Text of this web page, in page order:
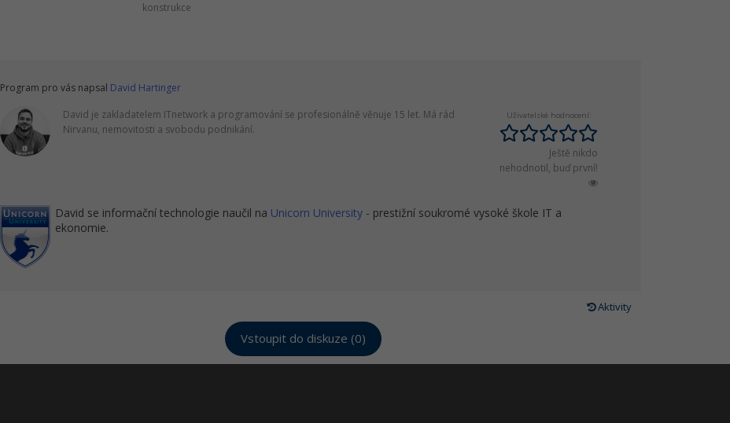
konstrukce
Program pro vás napsal David Hartinger
Uživatelské hodnocení:
Ještě nikdo
nehodnotil, buď první!
David je zakladatelem ITnetwork a programování se profesionálně věnuje 15 let. Má rád
Nirvanu, nemovitosti a svobodu podnikání.
David se informační technologie naučil na Unicorn University - prestižní soukromé vysoké škole IT a
ekonomie.
Aktivity
Vstoupit do diskuze (0)